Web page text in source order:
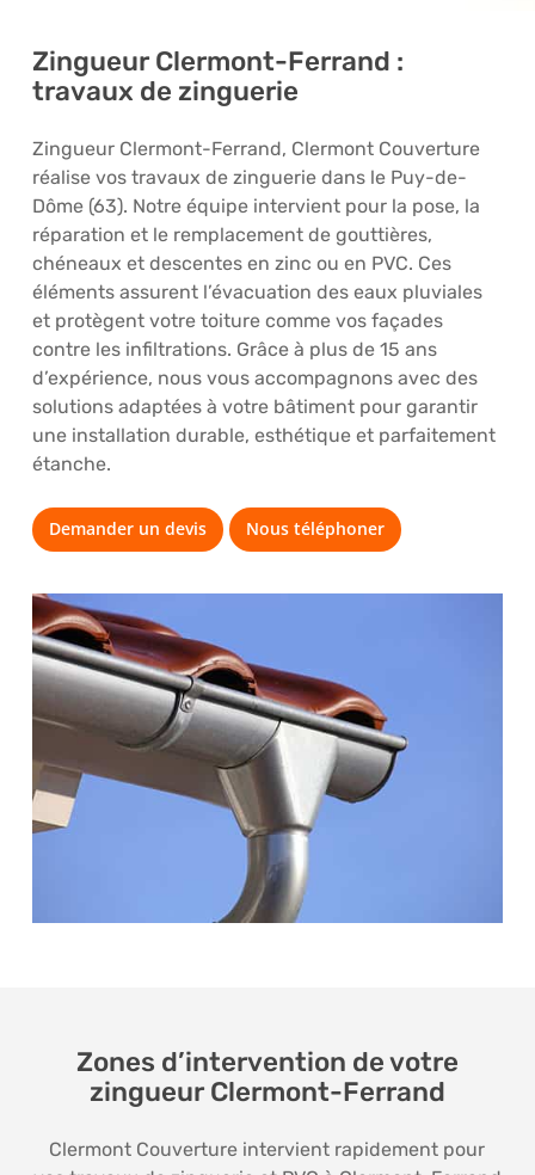
Zingueur Clermont-Ferrand :
travaux de zinguerie
Zingueur Clermont-Ferrand, Clermont Couverture
réalise vos travaux de zinguerie dans le Puy-de-
Dôme (63). Notre équipe intervient pour la pose, la
réparation et le remplacement de gouttières,
chéneaux et descentes en zinc ou en PVC. Ces
éléments assurent l’évacuation des eaux pluviales
et protègent votre toiture comme vos façades
contre les infiltrations. Grâce à plus de 15 ans
d’expérience, nous vous accompagnons avec des
solutions adaptées à votre bâtiment pour garantir
une installation durable, esthétique et parfaitement
étanche.
Demander un devis Nous téléphoner
Zones d’intervention de votre
zingueur Clermont-Ferrand
Clermont Couverture intervient rapidement pour